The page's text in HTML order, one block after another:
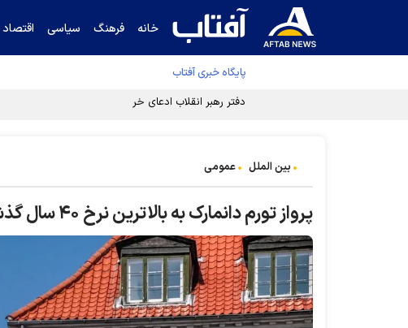
خانه فرهنگ سیاسی اقتصاد
پایگاه خبری آفتاب
دفتر رهبر انقلاب ادعای خرازی درباره پزشکیان را تکذیب کرد
بین الملل عمومی
پرواز تورم دانمارک به بالاترین نرخ ۴۰ سال گذشته